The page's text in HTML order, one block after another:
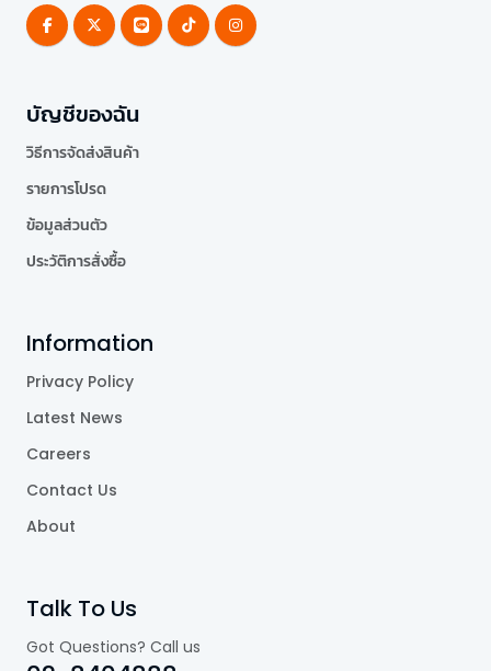
บัญชีของฉัน
วิธีการจัดส่งสินค้า
รายการโปรด
ข้อมูลส่วนตัว
ประวัติการสั่งซื้อ
Information
Privacy Policy
Latest News
Careers
Contact Us
About
Talk To Us
Got Questions? Call us